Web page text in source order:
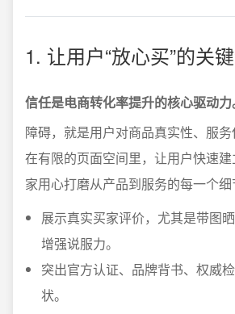
1. 让用户“放心买”的关
信任是电商转化率提升的核心驱动力
障碍，就是用户对商品真实性、服
在有限的页面空间里，让用户快速
家用心打磨从产品到服务的每一个细
展示真实买家评价，尤其是带图晒
增强说服力。
突出官方认证、品牌背书、权威
状。